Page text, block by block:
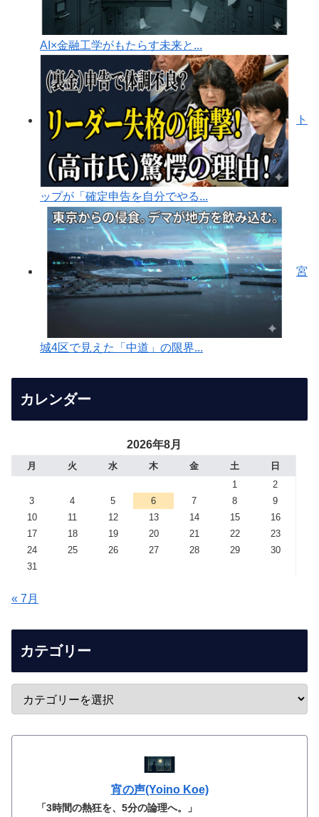
AI×金融工学がもたらす未来と...
ト
ップが「確定申告を自分でやる...
宮
城4区で見えた「中道」の限界...
カレンダー
2026年8月
月 火 水 木 金 土
日
1
2
3
4 5 6 7 8
9
10
11 12 13 14 15
16
17
18 19 20 21 22
23
24
25 26 27 28 29
30
31
« 7月
カテゴリー
宵の声(Yoino Koe)
「3時間の熱狂を、5分の論理へ。」